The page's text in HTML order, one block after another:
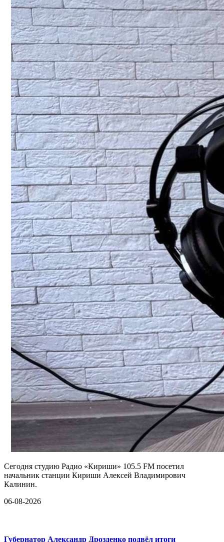
Сегодня студию Радио «Кириши» 105.5 FM посетил
начальник станции Кириши Алексей Владимирович
Калинин.
06-08-2026
Губернатор Александр Дрозденко подвёл итоги